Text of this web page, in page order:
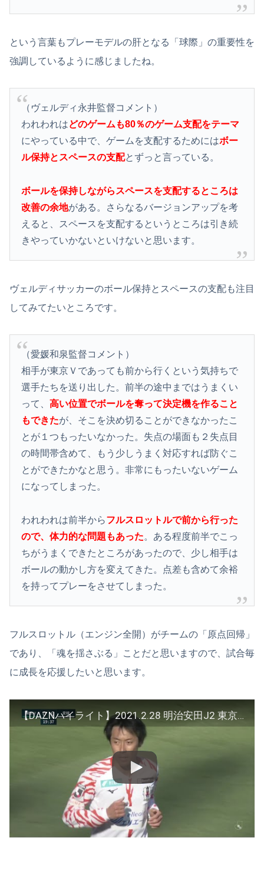
という言葉もプレーモデルの肝となる「球際」の重要性を
強調しているように感じましたね。
（ヴェルディ永井監督コメント）
われわれはどのゲームも80％のゲーム支配をテーマ
にやっている中で、ゲームを支配するためにはボー
ル保持とスペースの支配とずっと言っている。
ボールを保持しながらスペースを支配するところは
改善の余地がある。さらなるバージョンアップを考
えると、スペースを支配するというところは引き続
きやっていかないといけないと思います。
ヴェルディサッカーのボール保持とスペースの支配も注目
してみてたいところです。
（愛媛和泉監督コメント）
相手が東京Ｖであっても前から行くという気持ちで
選手たちを送り出した。前半の途中まではうまくい
って、高い位置でボールを奪って決定機を作ること
もできたが、そこを決め切ることができなかったこ
とが１つもったいなかった。失点の場面も２失点目
の時間帯含めて、もう少しうまく対応すれば防ぐこ
とができたかなと思う。非常にもったいないゲーム
になってしまった。
われわれは前半からフルスロットルで前から行った
ので、体力的な問題もあった。ある程度前半でこっ
ちがうまくできたところがあったので、少し相手は
ボールの動かし方を変えてきた。点差も含めて余裕
を持ってプレーをさせてしまった。
フルスロットル（エンジン全開）がチームの「原点回帰」
であり、「魂を揺さぶる」ことだと思いますので、試合毎
に成長を応援したいと思います。
【DAZNハイライト】2021.2.28 明治安田J2 東京ヴェルディ vs 愛媛FC